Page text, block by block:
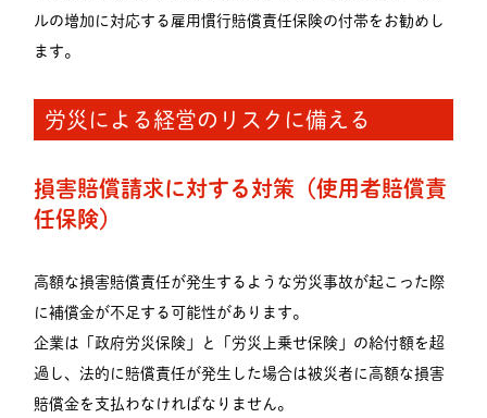
ルの増加に対応する雇用慣行賠償責任保険の付帯をお勧めし
ます。
労災による経営のリスクに備える
損害賠償請求に対する対策（使用者賠償責
任保険）
高額な損害賠償責任が発生するような労災事故が起こった際
に補償金が不足する可能性があります。
企業は「政府労災保険」と「労災上乗せ保険」の給付額を超
過し、法的に賠償責任が発生した場合は被災者に高額な損害
賠償金を支払わなければなりません。